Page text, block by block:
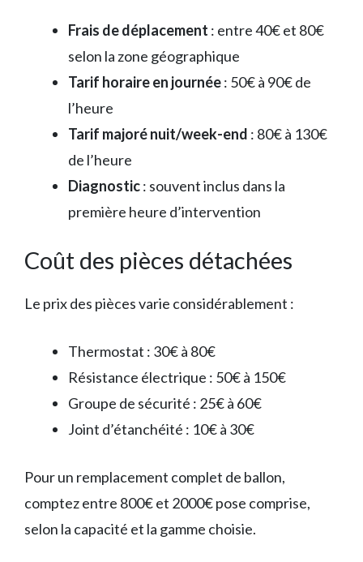
Frais de déplacement : entre 40€ et 80€
selon la zone géographique
Tarif horaire en journée: 50€ à 90€ de
l’heure
Tarif majoré nuit/week-end : 80€ à 130€
de l’heure
Diagnostic: souvent inclus dans la
première heure d’intervention
Coût des pièces détachées
Le prix des pièces varie considérablement :
Thermostat : 30€ à 80€
Résistance électrique : 50€ à 150€
Groupe de sécurité : 25€ à 60€
Joint d’étanchéité : 10€ à 30€
Pour un remplacement complet de ballon,
comptez entre 800€ et 2000€ pose comprise,
selon la capacité et la gamme choisie.